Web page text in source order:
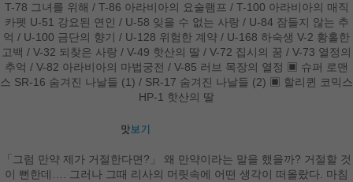
T-78 그녀를 위해 / T-86 아라비아의 요술램프 / T-100 아라비아의 매직
카펫 U-51 강요된 연인 / U-58 잊을 수 없는 사랑 / U-84 잠들지 않는 추
억 / U-100 금단의 향기 / U-128 위험한 계약 / U-168 하숙생 V-2 황홀한
고백 / V-32 되찾은 사랑 / V-49 핫산의 딸 / V-72 집시의 꿈 / V-73 열정의
추억 / V-82 아라비아의 마법궁전 / V-85 러브 목장의 열정 ▣ 슈퍼 로맨
스 SR-16 숨겨진 나날들 (1) / SR-17 숨겨진 나날들 (2) ▣ 할리퀸 코믹스
HP-1 핫산의 딸
「그럼 만약 제가 거절한다면?」 왜 만약이라는 말을 했을까? 거절할 것
이 뻔한데…. 그러나 그때 리사의 머릿속에 어떤 생각이 떠올랐다. 마침